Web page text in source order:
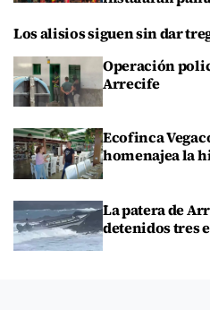
Los alisios siguen sin dar
Operación
Arrecife
Ecofinca
homenajea la
La patera de
detenidos tres